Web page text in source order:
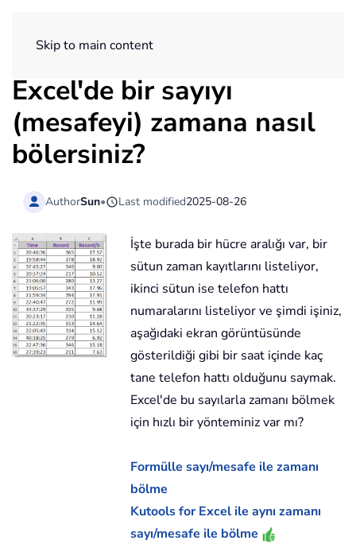
Skip to main content
Excel'de bir sayıyı
(mesafeyi) zamana nasıl
bölersiniz?
AuthorSun• Last modified2025-08-26
İşte burada bir hücre aralığı var, bir
sütun zaman kayıtlarını listeliyor,
ikinci sütun ise telefon hattı
numaralarını listeliyor ve şimdi işiniz,
aşağıdaki ekran görüntüsünde
gösterildiği gibi bir saat içinde kaç
tane telefon hattı olduğunu saymak.
Excel'de bu sayılarla zamanı bölmek
için hızlı bir yönteminiz var mı?
Formülle sayı/mesafe ile zamanı
bölme
Kutools for Excel ile aynı zamanı
sayı/mesafe ile bölme